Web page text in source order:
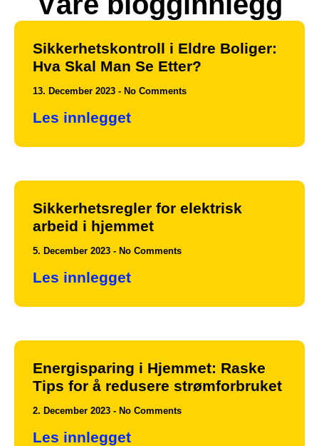
Sikkerhetskontroll i Eldre Boliger:
Hva Skal Man Se Etter?
13. December 2023 No Comments
Les innlegget
Sikkerhetsregler for elektrisk
arbeid i hjemmet
5. December 2023 No Comments
Les innlegget
Energisparing i Hjemmet: Raske
Tips for å redusere strømforbruket
2. December 2023 No Comments
Les innlegget